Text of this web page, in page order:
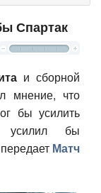
Спартак
и сборной
мнение, что
бы усилить
бы
Матч